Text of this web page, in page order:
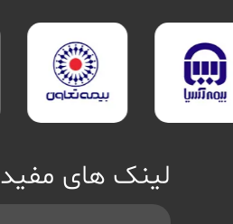
لینک های مفید